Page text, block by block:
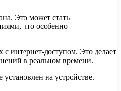
Это может стать
что особенно
с интернет-доступом. Это делает
в реальном времени.
на устройстве.